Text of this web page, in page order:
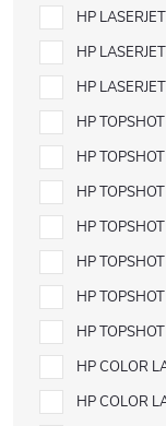
HP
HP
HP
HP
HP
HP
HP
HP
HP
HP
HP COLOR
HP COLOR